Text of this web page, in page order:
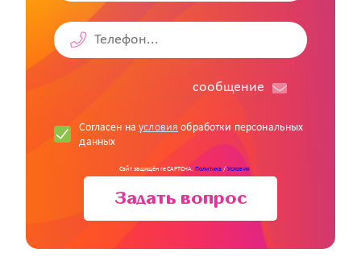
cообщение
Согласен наусловия обработки персональных
данных
Сайт защищён reCAPTCHA. Политика/Условия
Задать вопрос